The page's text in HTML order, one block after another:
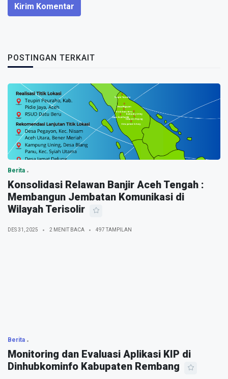
Kirim Komentar
POSTINGAN TERKAIT
Berita
Konsolidasi Relawan Banjir Aceh Tengah :
Membangun Jembatan Komunikasi di
Wilayah Terisolir
DES 31, 2025 2 MENIT BACA 497 TAMPILAN
Berita
Monitoring dan Evaluasi Aplikasi KIP di
Dinhubkominfo Kabupaten Rembang